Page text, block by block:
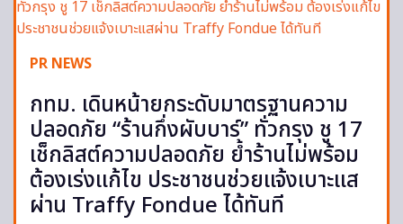
PR NEWS
กทม. เดินหน้ายกระดับมาตรฐานความ
ปลอดภัย “ร้านกึ่งผับบาร์” ทั่วกรุง ชู 17
เช็กลิสต์ความปลอดภัย ย้ำร้านไม่พร้อม
ต้องเร่งแก้ไข ประชาชนช่วยแจ้งเบาะแส
ผ่าน Traffy Fondue ได้ทันที